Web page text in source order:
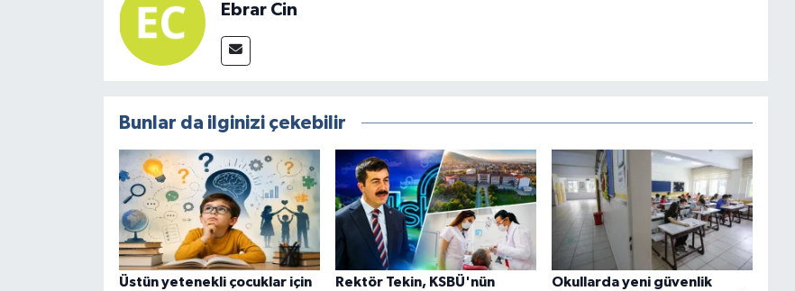
Ebrar Cin
Bunlar da ilginizi çekebilir
Üstün yetenekli çocuklar için
Rektör Tekin, KSBÜ'nün
Okullarda yeni güvenlik